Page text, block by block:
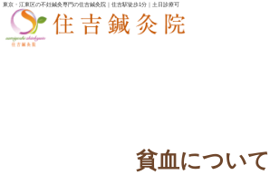
コ
ン
東京・江東区の不妊鍼灸専門の住吉鍼灸院｜住吉駅徒歩1分｜土日診療可
貧血について